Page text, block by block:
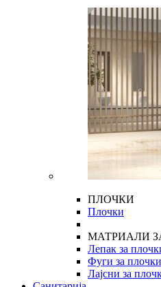
ПЛОЧКИ
Плочки
МАТРИАЛИ
Лепак за
Фуги за плочки
Лајсни за